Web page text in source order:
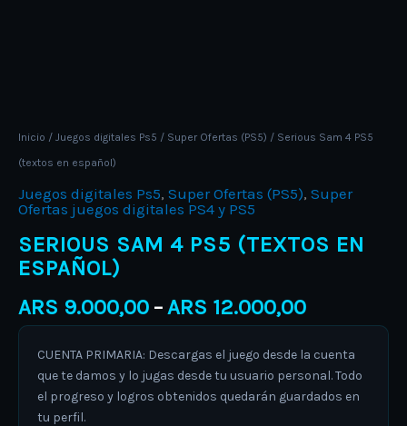
Inicio / Juegos digitales Ps5 / Super Ofertas (PS5) / Serious Sam 4 PS5
(textos en español)
Juegos digitales Ps5, Super Ofertas (PS5), Super
Ofertas juegos digitales PS4 y PS5
SERIOUS SAM 4 PS5 (TEXTOS EN
ESPAÑOL)
ARS 9.000,00 –ARS 12.000,00
CUENTA PRIMARIA: Descargas el juego desde la cuenta
que te damos y lo jugas desde tu usuario personal. Todo
el progreso y logros obtenidos quedarán guardados en
tu perfil.